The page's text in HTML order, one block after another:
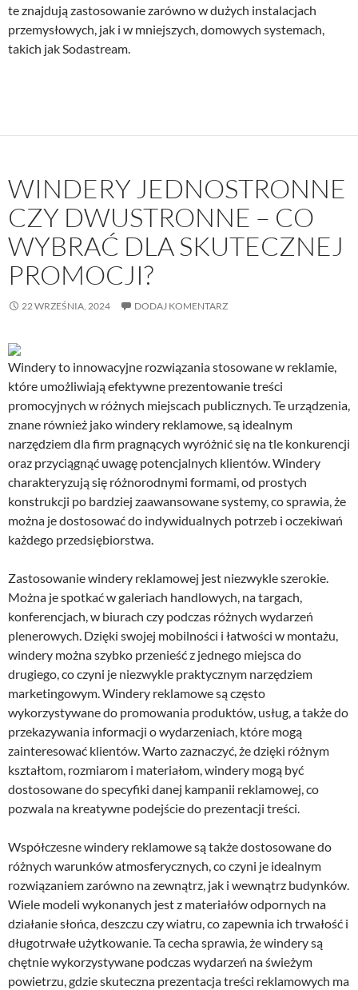
te znajdują zastosowanie zarówno w dużych instalacjach
przemysłowych, jak i w mniejszych, domowych systemach,
takich jak Sodastream.
WINDERY JEDNOSTRONNE
CZY DWUSTRONNE – CO
WYBRAĆ DLA SKUTECZNEJ
PROMOCJI?
22 WRZEŚNIA, 2024 DODAJ KOMENTARZ
Windery to innowacyjne rozwiązania stosowane w reklamie,
które umożliwiają efektywne prezentowanie treści
promocyjnych w różnych miejscach publicznych. Te urządzenia,
znane również jako windery reklamowe, są idealnym
narzędziem dla firm pragnących wyróżnić się na tle konkurencji
oraz przyciągnąć uwagę potencjalnych klientów. Windery
charakteryzują się różnorodnymi formami, od prostych
konstrukcji po bardziej zaawansowane systemy, co sprawia, że
można je dostosować do indywidualnych potrzeb i oczekiwań
każdego przedsiębiorstwa.
Zastosowanie windery reklamowej jest niezwykle szerokie.
Można je spotkać w galeriach handlowych, na targach,
konferencjach, w biurach czy podczas różnych wydarzeń
plenerowych. Dzięki swojej mobilności i łatwości w montażu,
windery można szybko przenieść z jednego miejsca do
drugiego, co czyni je niezwykle praktycznym narzędziem
marketingowym. Windery reklamowe są często
wykorzystywane do promowania produktów, usług, a także do
przekazywania informacji o wydarzeniach, które mogą
zainteresować klientów. Warto zaznaczyć, że dzięki różnym
kształtom, rozmiarom i materiałom, windery mogą być
dostosowane do specyfiki danej kampanii reklamowej, co
pozwala na kreatywne podejście do prezentacji treści.
Współczesne windery reklamowe są także dostosowane do
różnych warunków atmosferycznych, co czyni je idealnym
rozwiązaniem zarówno na zewnątrz, jak i wewnątrz budynków.
Wiele modeli wykonanych jest z materiałów odpornych na
działanie słońca, deszczu czy wiatru, co zapewnia ich trwałość i
długotrwałe użytkowanie. Ta cecha sprawia, że windery są
chętnie wykorzystywane podczas wydarzeń na świeżym
powietrzu, gdzie skuteczna prezentacja treści reklamowych ma